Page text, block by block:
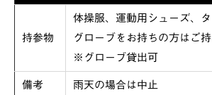
持参物
体操服、運動用シューズ、
グローブをお持ちの方はご
※グローブ貸出可
備考 雨天の場合は中止